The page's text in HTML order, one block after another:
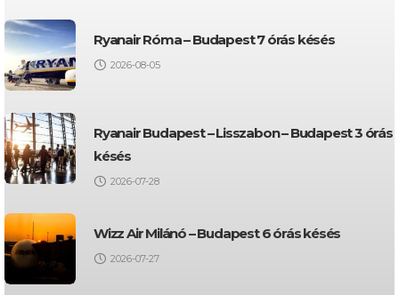
Ryanair Róma – Budapest 7 órás késés
2026-08-05
Ryanair Budapest – Lisszabon – Budapest 3 órás
késés
2026-07-28
Wizz Air Milánó – Budapest 6 órás késés
2026-07-27